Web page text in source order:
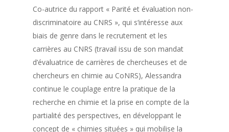
Co-autrice du rapport « Parité et évaluation non-
discriminatoire au CNRS », qui s‘intéresse aux
biais de genre dans le recrutement et les
carrières au CNRS (travail issu de son mandat
d’évaluatrice de carrières de chercheuses et de
chercheurs en chimie au CoNRS), Alessandra
continue le couplage entre la pratique de la
recherche en chimie et la prise en compte de la
partialité des perspectives, en développant le
concept de « chimies situées » qui mobilise la